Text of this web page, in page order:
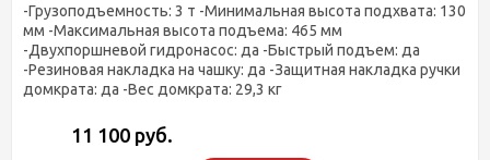
-Грузоподъемность: 3 т -Минимальная высота подхвата: 130
мм -Максимальная высота подъема: 465 мм
-Двухпоршневой гидронасос: да -Быстрый подъем: да
-Резиновая накладка на чашку: да -Защитная накладка ручки
домкрата: да -Вес домкрата: 29,3 кг
11 100 руб.